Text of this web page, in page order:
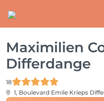
Maximilien
Differdange
18
1, Boulevard Emile Krieps